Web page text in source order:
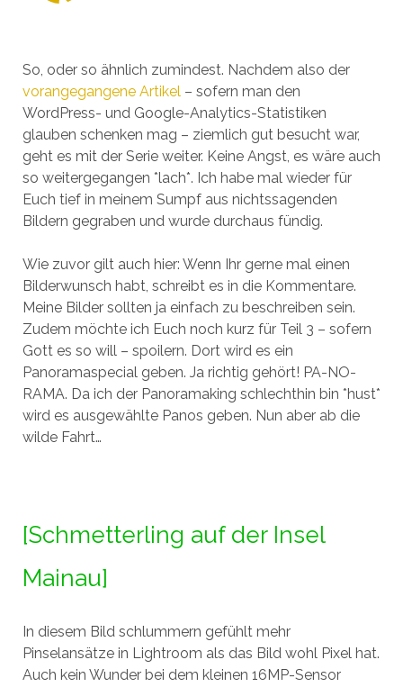
So, oder so ähnlich zumindest. Nachdem also der
vorangegangene Artikel– sofern man den
WordPress- und Google-Analytics-Statistiken
glauben schenken mag – ziemlich gut besucht war,
geht es mit der Serie weiter. Keine Angst, es wäre auch
so weitergegangen *lach*. Ich habe mal wieder für
Euch tief in meinem Sumpf aus nichtssagenden
Bildern gegraben und wurde durchaus fündig.
Wie zuvor gilt auch hier: Wenn Ihr gerne mal einen
Bilderwunsch habt, schreibt es in die Kommentare.
Meine Bilder sollten ja einfach zu beschreiben sein.
Zudem möchte ich Euch noch kurz für Teil 3 – sofern
Gott es so will – spoilern. Dort wird es ein
Panoramaspecial geben. Ja richtig gehört! PA-NO-
RAMA. Da ich der Panoramaking schlechthin bin *hust*
wird es ausgewählte Panos geben. Nun aber ab die
wilde Fahrt…
[Schmetterling auf der Insel
Mainau]
In diesem Bild schlummern gefühlt mehr
Pinselansätze in Lightroom als das Bild wohl Pixel hat.
Auch kein Wunder bei dem kleinen 16MP-Sensor